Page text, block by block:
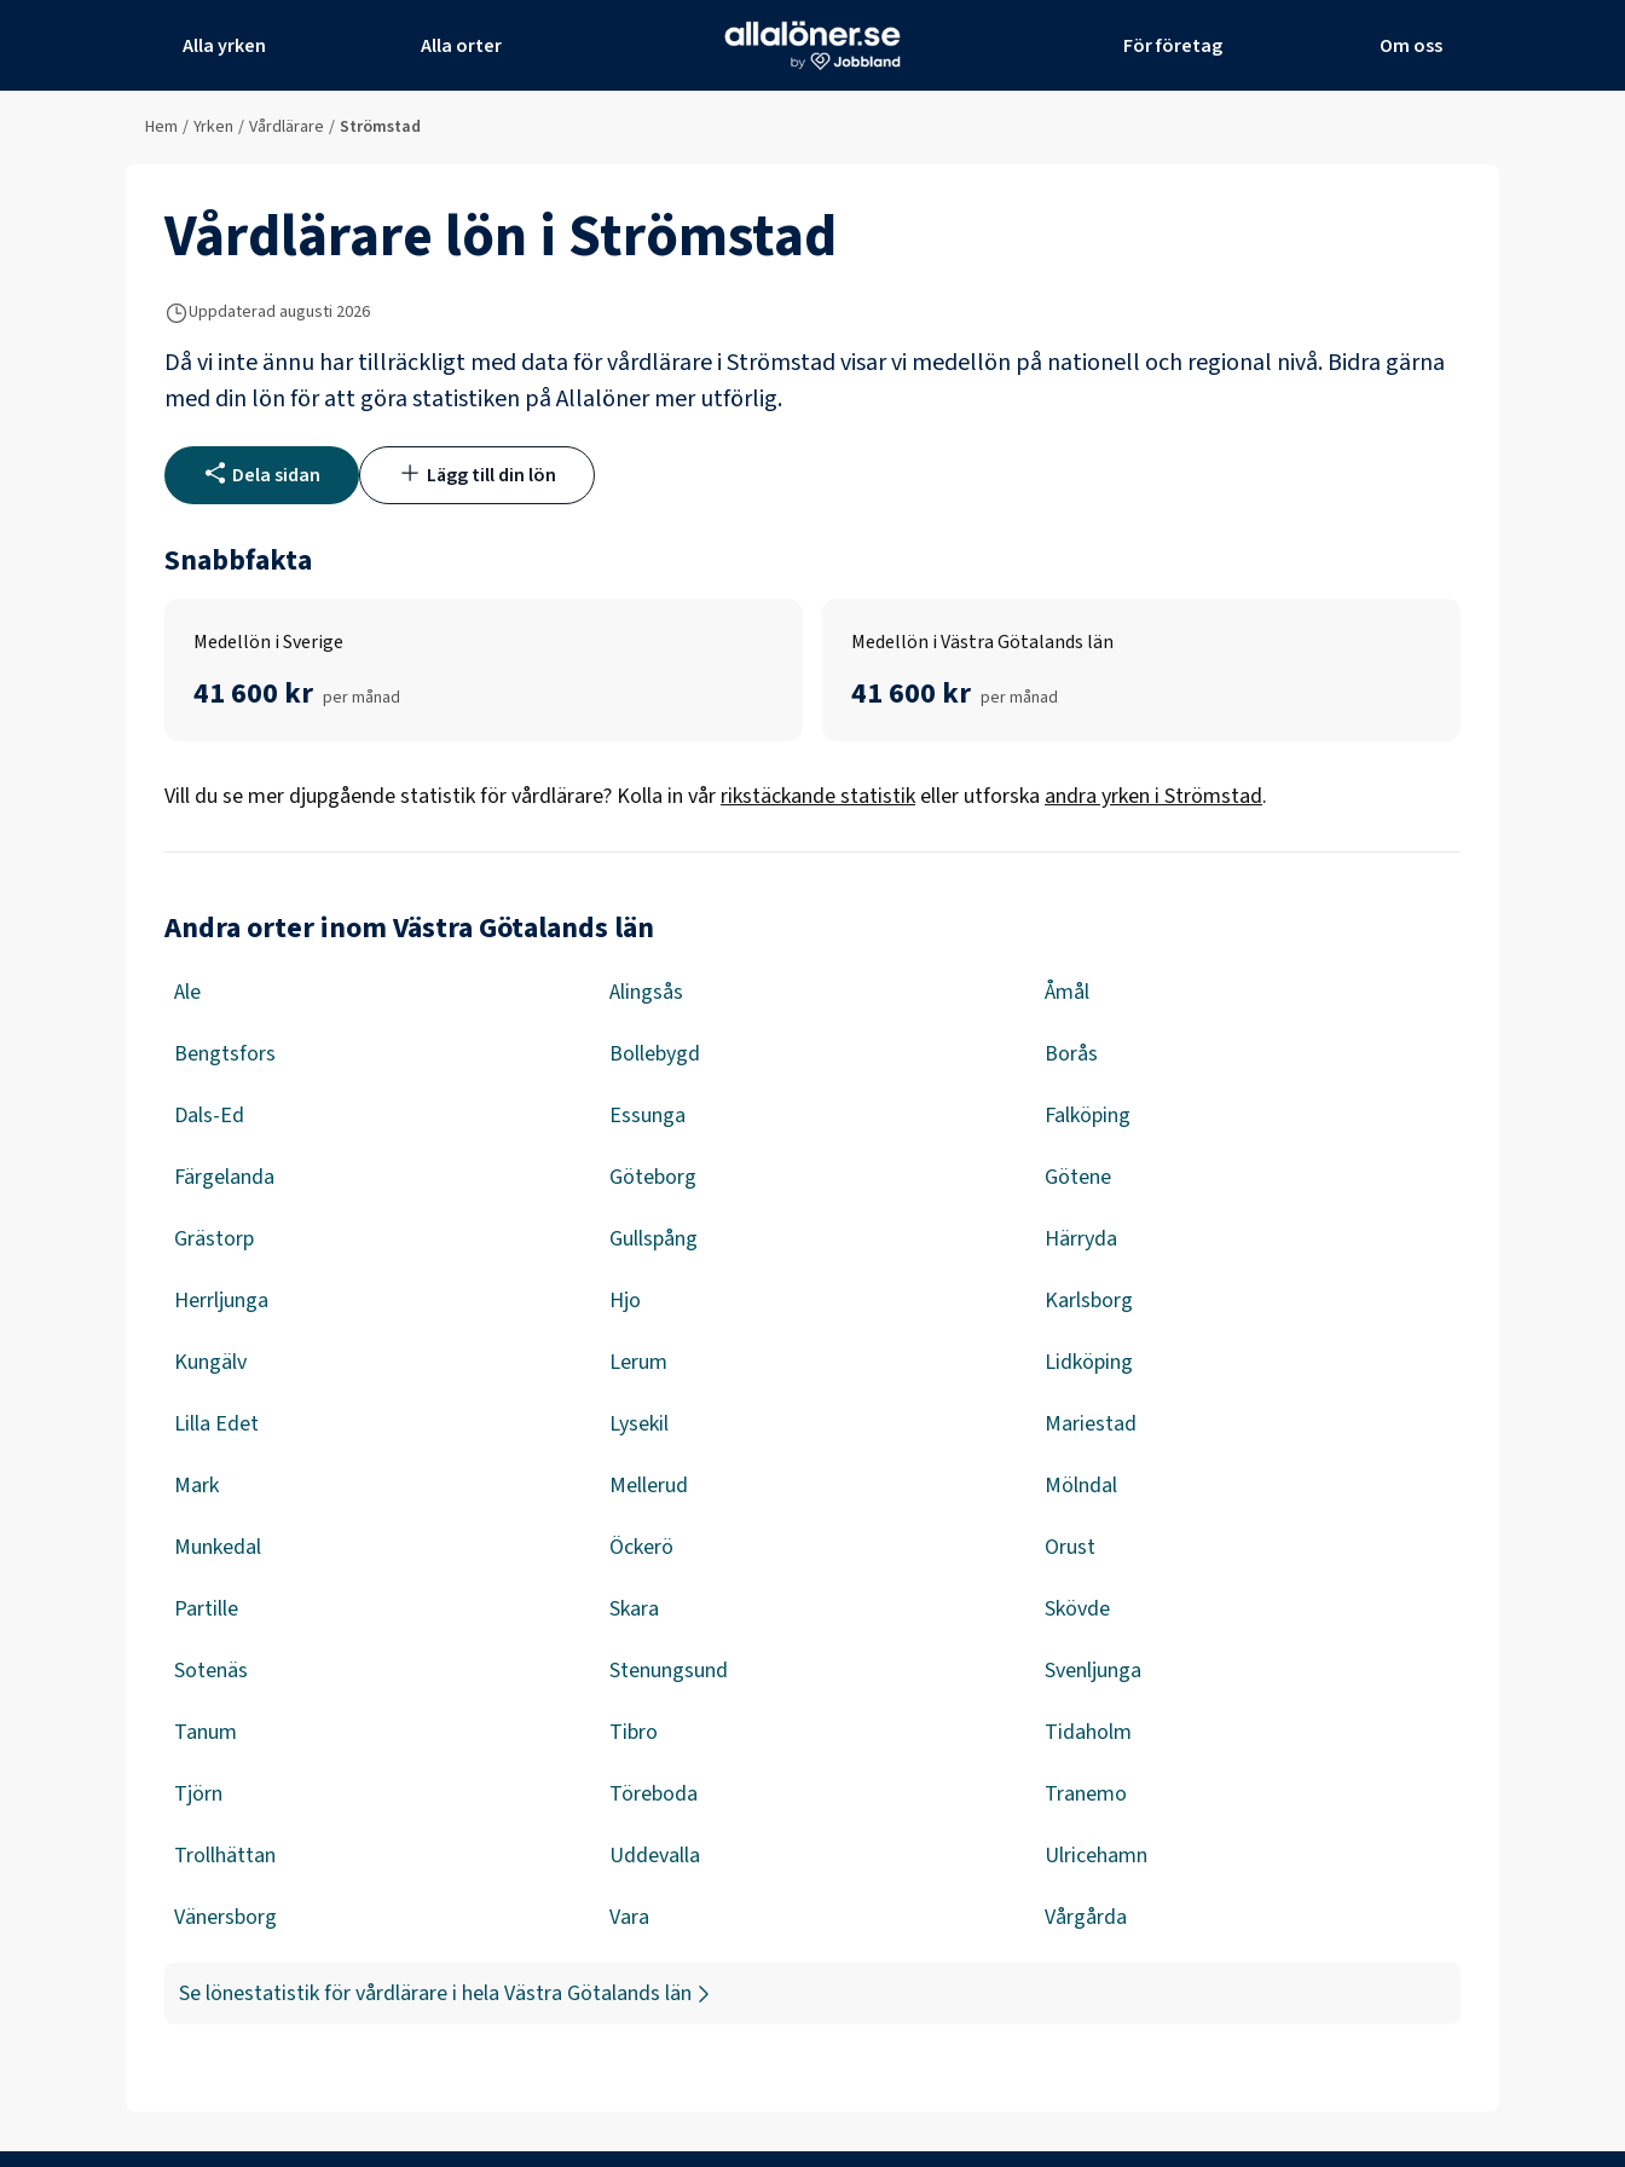
Alla yrken Alla orter För företag Om oss
Hem / Yrken / Vårdlärare / Strömstad
Vårdlärare lön i Strömstad
Uppdaterad augusti 2026
Då vi inte ännu har tillräckligt med data förvårdlärareiStrömstadvisar vi medellön på nationell och regional nivå. Bidra gärna
med din lön för att göra statistiken på Allalöner mer utförlig.
Dela sidan Lägg till din lön
Snabbfakta
Medellön i Sverige
41 600 kr per månad
Medellön i Västra Götalands län
41 600 kr per månad
Vill du se mer djupgående statistik förvårdlärare? Kolla in vårrikstäckande statistik eller utforska andra yrken iStrömstad.
Andra orter inom Västra Götalands län
Ale Alingsås Åmål
Bengtsfors Bollebygd Borås
Dals-Ed Essunga Falköping
Färgelanda Göteborg Götene
Grästorp Gullspång Härryda
Herrljunga Hjo Karlsborg
Kungälv Lerum Lidköping
Lilla Edet Lysekil Mariestad
Mark Mellerud Mölndal
Munkedal Öckerö Orust
Partille Skara Skövde
Sotenäs Stenungsund Svenljunga
Tanum Tibro Tidaholm
Tjörn Töreboda Tranemo
Trollhättan Uddevalla Ulricehamn
Vänersborg Vara Vårgårda
Se lönestatistik förvårdlärare i hela Västra Götalands län